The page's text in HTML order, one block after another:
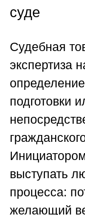
суде
Судебная
экспертиза
подготовки
выступать
процесса:
желающий